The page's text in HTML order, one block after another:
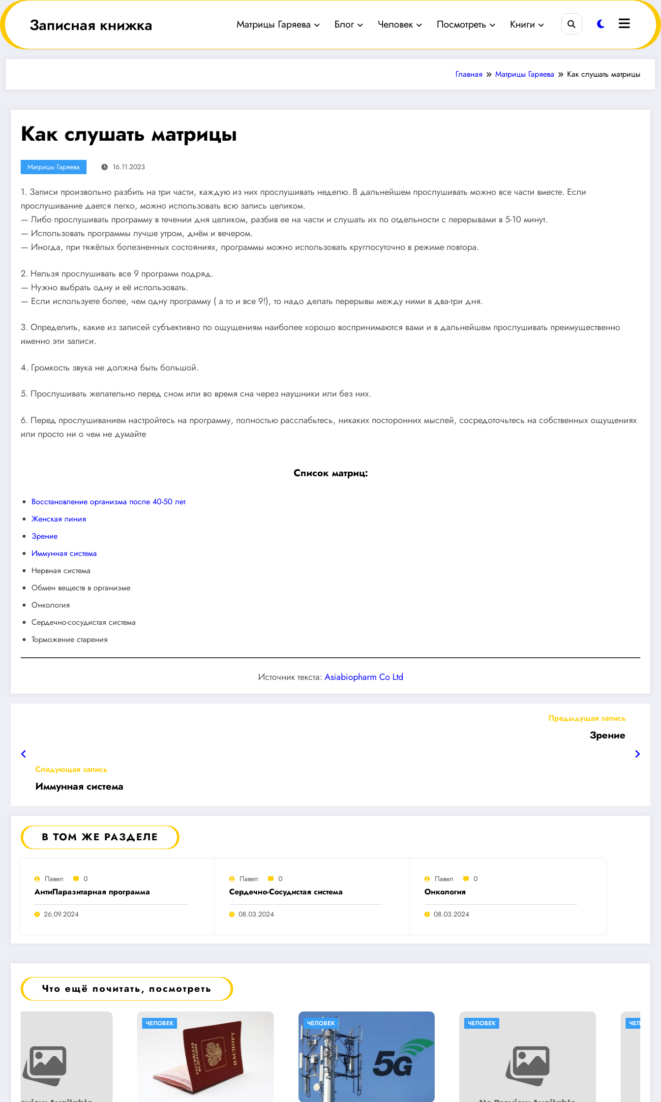
Перейти
к
содержимомуЗаписная книжка Матрицы Гаряева Блог Человек Посмотреть Книги
Главная Матрицы Гаряева Как слушать матрицы
Как слушать матрицы
Матрицы Гаряева 16.11.2023
1. Записи произвольно разбить на три части, каждую из них прослушивать неделю. В дальнейшем прослушивать можно все части вместе. Если
прослушивание дается легко, можно использовать всю запись целиком.
— Либо прослушивать программу в течении дня целиком, разбив ее на части и слушать их по отдельности с перерывами в 5-10 минут.
— Использовать программы лучше утром, днём и вечером.
— Иногда, при тяжёлых болезненных состояниях, программы можно использовать круглосуточно в режиме повтора.
2. Нельзя прослушивать все 9 программ подряд.
— Нужно выбрать одну и её использовать.
— Если используете более, чем одну программу ( а то и все 9!), то надо делать перерывы между ними в два-три дня.
3. Определить, какие из записей субъективно по ощущениям наиболее хорошо воспринимаются вами и в дальнейшем прослушивать преимущественно
именно эти записи.
4. Громкость звука не должна быть большой.
5. Прослушивать желательно перед сном или во время сна через наушники или без них.
6. Перед прослушиванием настройтесь на программу, полностью расслабьтесь, никаких посторонних мыслей, сосредоточьтесь на собственных ощущениях
или просто ни о чем не думайте
Список матриц:
Восстановление организма после 40-50 лет
Женская линия
Зрение
Иммунная система
Нервная система
Обмен веществ в организме
Онкология
Сердечно-сосудистая система
Торможение старения
Источник текста: Asiabiopharm Co Ltd
Предыдущая запись
Зрение
Следующая запись
Иммунная система
В ТОМ ЖЕ РАЗДЕЛЕ
Павел 0
АнтиПаразитарная программа
26.09.2024
Павел 0
Сердечно-Сосудистая система
08.03.2024
Павел 0
Онкология
08.03.2024
Что ещё почитать, посмотреть
ЧЕЛОВЕК